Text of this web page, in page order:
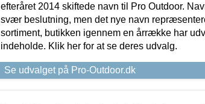
efteråret 2014 skiftede navn til Pro Outdoor.
svær beslutning, men det nye navn
sortiment, butikken igennem en årrække har
indeholde. Klik her for at se deres udvalg.
Se udvalget på Pro-Outdoor.dk